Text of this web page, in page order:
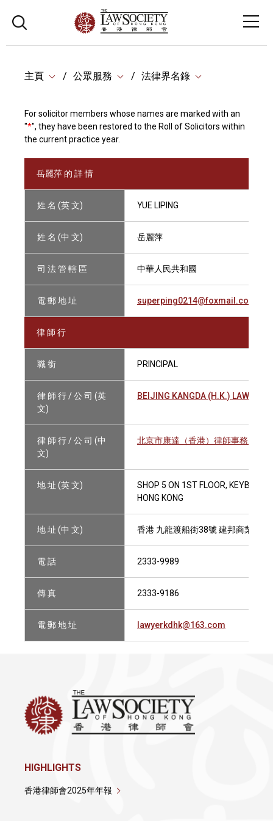
主頁 公眾服務 法律界名錄
For solicitor members whose names are marked with an
"*", they have been restored to the Roll of Solicitors within
the current practice year.
岳麗萍 的 詳 情
姓 名 (英 文) YUE LIPING
姓 名 (中 文) 岳麗萍
司 法 管 轄 區 中華人民共和國
電 郵 地 址 superping0214@foxmail.com
律 師 行
職 銜 PRINCIPAL
律 師 行 / 公 司 (英
文)
BEIJING KANGDA (H.K.) LAW FIRM
律 師 行 / 公 司 (中
文)
北京市康達（香港）律師事務所
地 址 (英 文)
SHOP 5 ON 1ST FLOOR, KEYBOND
HONG KONG
地 址 (中 文) 香港 九龍渡船街38號 建邦商業大廈
電 話 2333-9989
傳 真 2333-9186
電 郵 地 址 lawyerkdhk@163.com
HIGHLIGHTS
香港律師會2025年年報